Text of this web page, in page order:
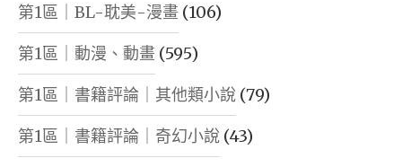
第1區｜BL-耽美-漫畫 (106)
第1區｜動漫、動畫 (595)
第1區｜書籍評論｜其他類小說 (79)
第1區｜書籍評論｜奇幻小說 (43)